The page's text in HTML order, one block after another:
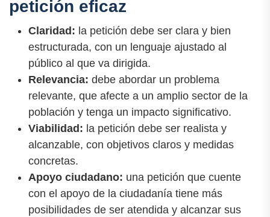
petición eficaz
Claridad: la petición debe ser clara y bien
estructurada, con un lenguaje ajustado al
público al que va dirigida.
Relevancia: debe abordar un problema
relevante, que afecte a un amplio sector de la
población y tenga un impacto significativo.
Viabilidad: la petición debe ser realista y
alcanzable, con objetivos claros y medidas
concretas.
Apoyo ciudadano: una petición que cuente
con el apoyo de la ciudadanía tiene más
posibilidades de ser atendida y alcanzar sus